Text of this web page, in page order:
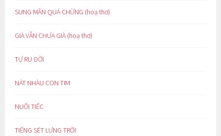
SUNG MÃN QUÁ CHỪNG (hoạ thơ)
GIÀ VẪN CHƯA GIÀ (hoạ thơ)
TỰ RU ĐỜI
NÁT NHÀU CON TIM
NUỐI TIẾC
TIẾNG SÉT LƯNG TRỜI